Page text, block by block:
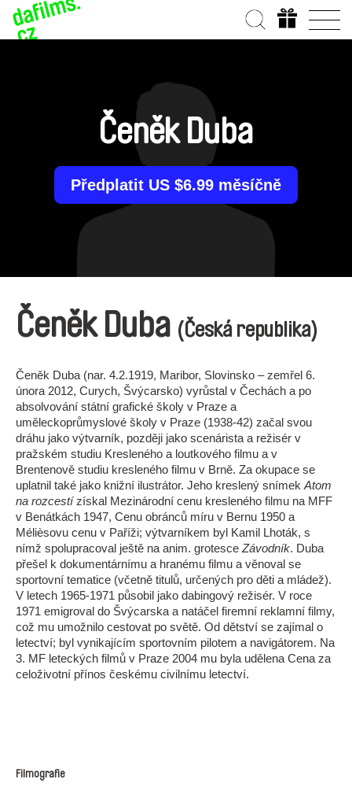
Čeněk Duba
Předplatit US $6.99 měsíčně
Čeněk Duba (Česká republika)
Čeněk Duba (nar. 4.2.1919, Maribor, Slovinsko – zemřel 6.
února 2012, Curych, Švýcarsko) vyrůstal v Čechách a po
absolvování státní grafické školy v Praze a
uměleckoprůmyslové školy v Praze (1938-42) začal svou
dráhu jako výtvarník, později jako scenárista a režisér v
pražském studiu Kresleného a loutkového filmu a v
Brentenově studiu kresleného filmu v Brně. Za okupace se
uplatnil také jako knižní ilustrátor. Jeho kreslený snímek Atom
na rozcestízískal Mezinárodní cenu kresleného filmu na MFF
v Benátkách 1947, Cenu obránců míru v Bernu 1950 a
Mélièsovu cenu v Paříži; výtvarníkem byl Kamil Lhoták, s
nímž spolupracoval ještě na anim. grotesce Závodník. Duba
přešel k dokumentárnímu a hranému filmu a věnoval se
sportovní tematice (včetně titulů, určených pro děti a mládež).
V letech 1965-1971 působil jako dabingový režisér. V roce
1971 emigroval do Švýcarska a natáčel firemní reklamní filmy,
což mu umožnilo cestovat po světě. Od dětství se zajímal o
letectví; byl vynikajícím sportovním pilotem a navigátorem. Na
3. MF leteckých filmů v Praze 2004 mu byla udělena Cena za
celoživotní přínos českému civilnímu letectví.
Filmografie